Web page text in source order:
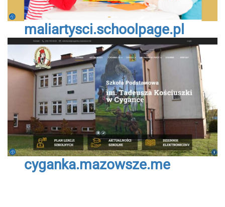
maliartysci.schoolpage.pl
cyganka.mazowsze.me